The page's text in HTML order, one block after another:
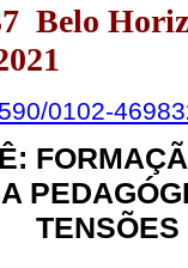
Belo
0102-